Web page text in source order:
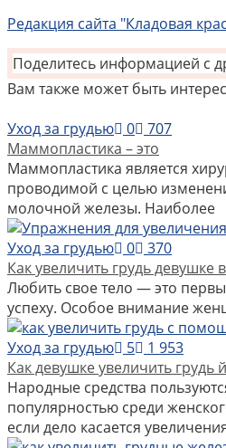
Редакция сайта "Кладовая
Поделитесь информацией с
Вам также может быть
Уход за грудью
0
707
Маммопластика – это
Маммопластика является
проводимой с целью
молочной железы. Наиболее
Уход за грудью
0
370
Как увеличить грудь девушке
Любить свое тело — это
успеху. Особое внимание
Уход за грудью
5
1 953
Как девушке увеличить грудь
Народные средства
популярностью среди
если дело касается